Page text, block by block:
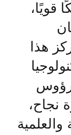
قويًا،
هذا
رؤوس
نجاح،
والعلمية